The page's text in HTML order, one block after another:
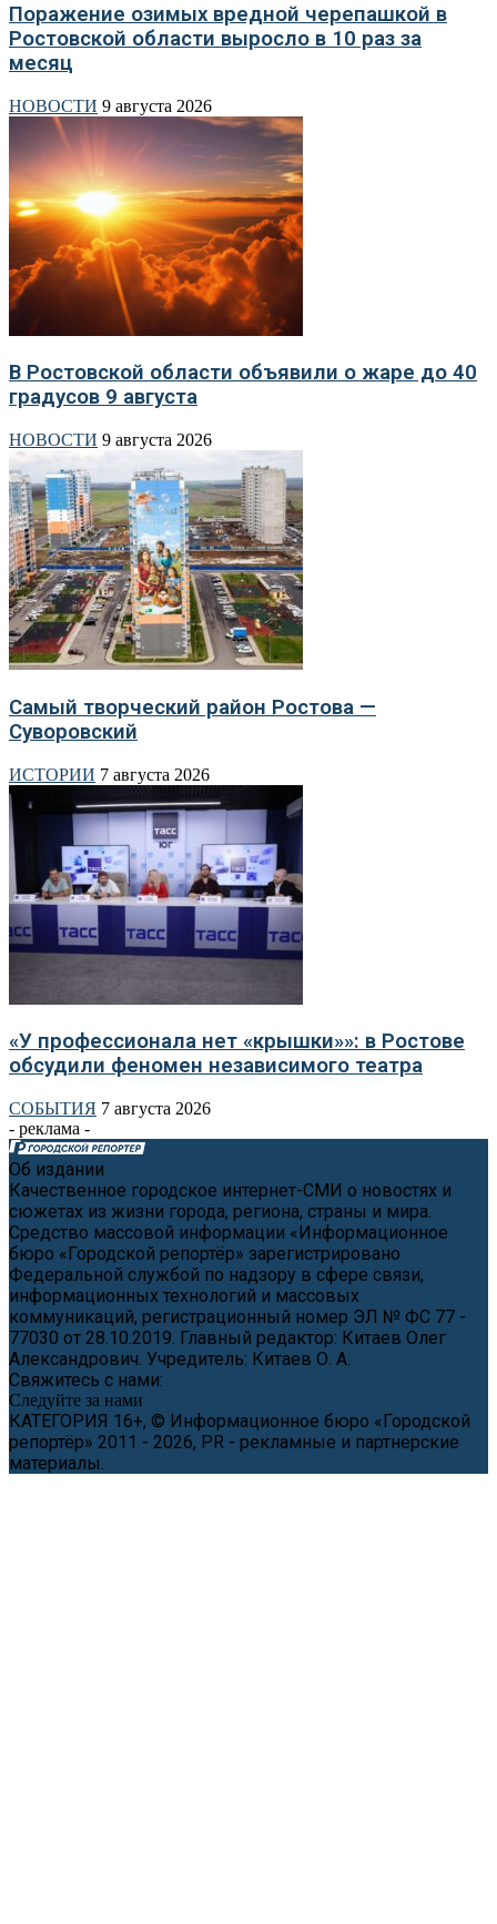
Поражение озимых вредной черепашкой в
Ростовской области выросло в 10 раз за
месяц
НОВОСТИ 9 августа 2026
В Ростовской области объявили о жаре до 40
градусов 9 августа
НОВОСТИ 9 августа 2026
Самый творческий район Ростова —
Суворовский
ИСТОРИИ 7 августа 2026
«У профессионала нет «крышки»»: в Ростове
обсудили феномен независимого театра
СОБЫТИЯ 7 августа 2026
- реклама -
Об издании
Качественное городское интернет-СМИ о новостях и
сюжетах из жизни города, региона, страны и мира.
Средство массовой информации «Информационное
бюро «Городской репортёр» зарегистрировано
Федеральной службой по надзору в сфере связи,
информационных технологий и массовых
коммуникаций, регистрационный номер ЭЛ № ФС 77 -
77030 от 28.10.2019. Главный редактор: Китаев Олег
Александрович. Учредитель: Китаев О. А.
Свяжитесь с нами:
Следуйте за нами
КАТЕГОРИЯ 16+, © Информационное бюро «Городской
репортёр» 2011 - 2026, PR - рекламные и партнерские
материалы.